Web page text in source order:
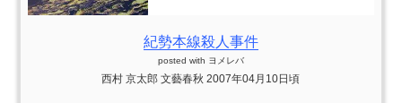
紀勢本線殺人事件
posted with ヨメレバ
西村 京太郎 文藝春秋 2007年04月10日頃